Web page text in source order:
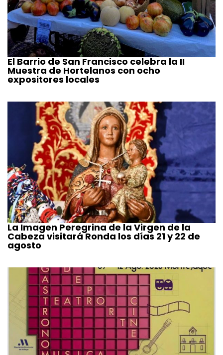
El Barrio de San Francisco celebra la II
Muestra de Hortelanos con ocho
expositores locales
La Imagen Peregrina de la Virgen de la
Cabeza visitará Ronda los días 21 y 22 de
agosto